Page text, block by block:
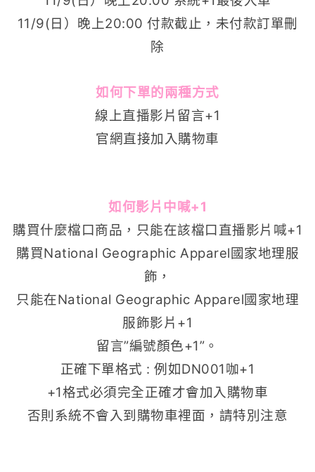
11/9(日）晚上20:00 付款截止，未付款訂單刪
除
如何下單的兩種方式
線上直播影片留言+1
官網直接加入購物車
如何影片中喊+1
購買什麼檔口商品，只能在該檔口直播影片喊+1
購買National Geographic Apparel國家地理服
飾，
只能在National Geographic Apparel國家地理
服飾影片+1
留言”編號顏色+1”。
正確下單格式 : 例如DN001咖+1
+1格式必須完全正確才會加入購物車
否則系統不會入到購物車裡面，請特別注意